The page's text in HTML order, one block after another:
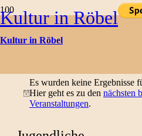
Kultur in Röbel
Kultur in Röbel
Hinweis
Es wurden keine Ergebnisse
Hier geht es zu den nächsten
Veranstaltungen.